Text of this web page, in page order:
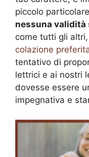
piccolo
nessuna
come tutti gli altri,
colazione
tentativo di
lettrici e ai nostri
dovesse essere
impegnativa e